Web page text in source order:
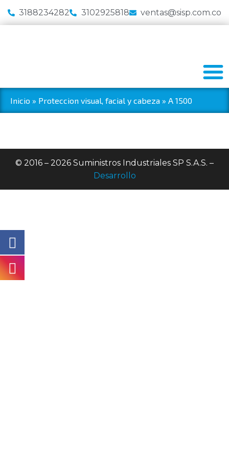
3188234282 3102925818 ventas@sisp.com.co
Inicio » Proteccion visual, facial y cabeza » A 1500
© 2016 – 2026 Suministros Industriales SP S.A.S. –
Desarrollo